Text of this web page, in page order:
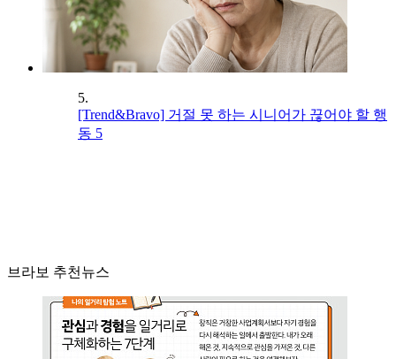
5.
[Trend&Bravo] 거절 못 하는 시니어가 끊어야 할 행
동 5
브라보 추천뉴스